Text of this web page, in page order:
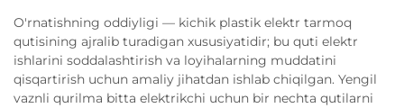
O'rnatishning oddiyligi — kichik plastik elektr tarmoq
qutisining ajralib turadigan xususiyatidir; bu quti elektr
ishlarini soddalashtirish va loyihalarning muddatini
qisqartirish uchun amaliy jihatdan ishlab chiqilgan. Yengil
vaznli qurilma bitta elektrikchi uchun bir nechta qutilarni